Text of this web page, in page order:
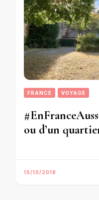
FRANCE VOYAGE
ou d’un
15/10/2018